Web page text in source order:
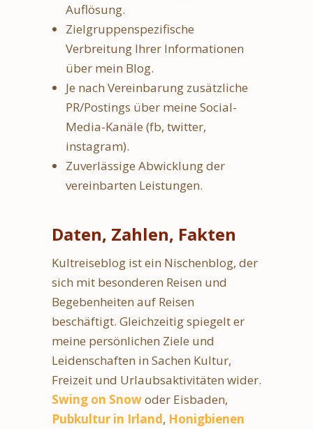
Auflösung.
Zielgruppenspezifische
Verbreitung Ihrer Informationen
über mein Blog.
Je nach Vereinbarung zusätzliche
PR/Postings über meine Social-
Media-Kanäle (fb, twitter,
instagram).
Zuverlässige Abwicklung der
vereinbarten Leistungen.
Daten, Zahlen, Fakten
Kultreiseblog ist ein Nischenblog, der
sich mit besonderen Reisen und
Begebenheiten auf Reisen
beschäftigt. Gleichzeitig spiegelt er
meine persönlichen Ziele und
Leidenschaften in Sachen Kultur,
Freizeit und Urlaubsaktivitäten wider.
Swing on Snowoder Eisbaden,
Pubkultur in Irland, Honigbienen